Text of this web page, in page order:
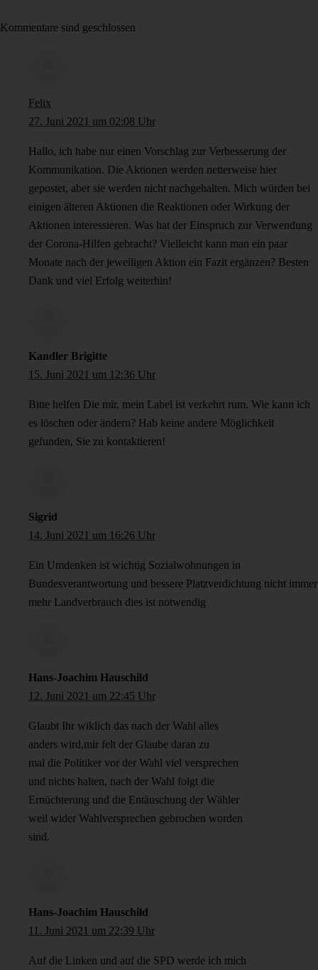
Kommentare sind geschlossen
Felix
27. Juni 2021 um 02:08 Uhr
Hallo, ich habe nur einen Vorschlag zur Verbesserung der
Kommunikation. Die Aktionen werden netterweise hier
gepostet, aber sie werden nicht nachgehalten. Mich würden bei
einigen älteren Aktionen die Reaktionen oder Wirkung der
Aktionen interessieren. Was hat der Einspruch zur Verwendung
der Corona-Hilfen gebracht? Vielleicht kann man ein paar
Monate nach der jeweiligen Aktion ein Fazit ergänzen? Besten
Dank und viel Erfolg weiterhin!
Kandler Brigitte
15. Juni 2021 um 12:36 Uhr
Bitte helfen Die mir, mein Label ist verkehrt rum. Wie kann ich
es löschen oder ändern? Hab keine andere Möglichkeit
gefunden, Sie zu kontaktieren!
Sigrid
14. Juni 2021 um 16:26 Uhr
Ein Umdenken ist wichtig Sozialwohnungen in
Bundesverantwortung und bessere Platzverdichtung nicht immer
mehr Landverbrauch dies ist notwendig
Hans-Joachim Hauschild
12. Juni 2021 um 22:45 Uhr
Glaubt Ihr wiklich das nach der Wahl alles
anders wird,mir felt der Glaube daran zu
mal die Politiker vor der Wahl viel versprechen
und nichts halten, nach der Wahl folgt die
Ernüchterung und die Entäuschung der Wähler
weil wider Wahlversprechen gebrochen worden
sind.
Hans-Joachim Hauschild
11. Juni 2021 um 22:39 Uhr
Auf die Linken und auf die SPD werde ich mich